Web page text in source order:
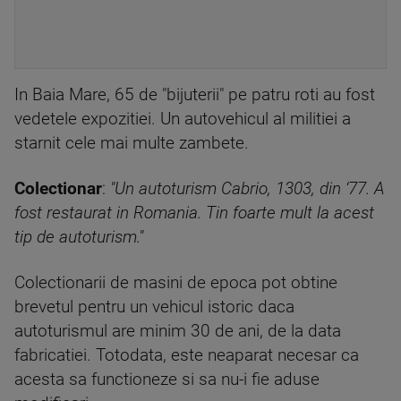
In Baia Mare, 65 de "bijuterii" pe patru roti au fost
vedetele expozitiei. Un autovehicul al militiei a
starnit cele mai multe zambete.
Colectionar: "Un autoturism Cabrio, 1303, din ‘77. A
fost restaurat in Romania. Tin foarte mult la acest
tip de autoturism."
Colectionarii de masini de epoca pot obtine
brevetul pentru un vehicul istoric daca
autoturismul are minim 30 de ani, de la data
fabricatiei. Totodata, este neaparat necesar ca
acesta sa functioneze si sa nu-i fie aduse